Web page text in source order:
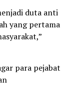
duta anti
yang pertama
para pejabat